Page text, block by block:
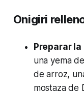
Onigiri
Preparar
una yema
de arroz,
mostaza de